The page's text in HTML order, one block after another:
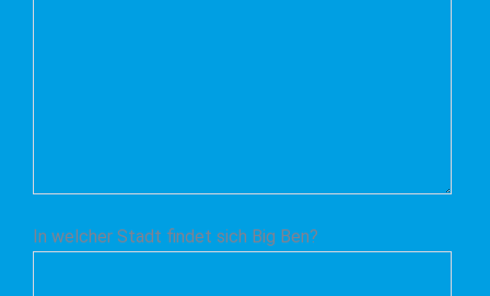
In welcher Stadt findet sich Big Ben?